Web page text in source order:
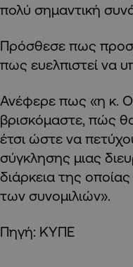
πολύ σημαντική
Πρόσθεσε πως
πως ευελπιστεί να
Ανέφερε πως «η κ.
βρισκόμαστε, πώς
έτσι ώστε να
σύγκλησης μιας
διάρκεια της
των συνομιλιών».
Πηγή: KΥΠΕ